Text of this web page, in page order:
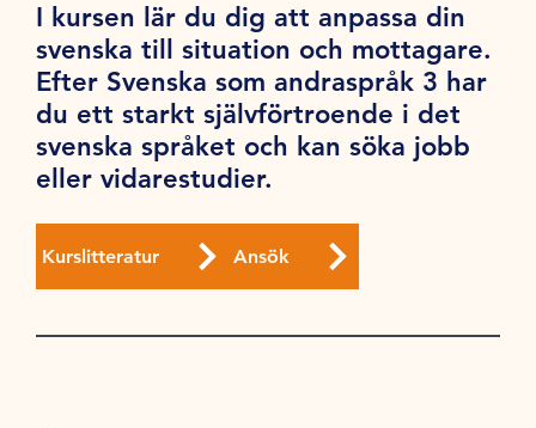
I kursen lär du dig att anpassa din
svenska till situation och mottagare.
Efter Svenska som andraspråk 3 har
du ett starkt självförtroende i det
svenska språket och kan söka jobb
eller vidarestudier.
Kurslitteratur Ansök